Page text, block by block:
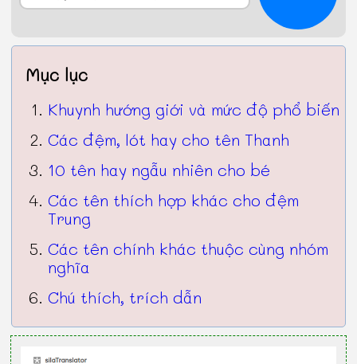
Mục lục
Khuynh hướng giới và mức độ phổ biến
Các đệm, lót hay cho tên Thanh
10 tên hay ngẫu nhiên cho bé
Các tên thích hợp khác cho đệm
Trung
Các tên chính khác thuộc cùng nhóm
nghĩa
Chú thích, trích dẫn